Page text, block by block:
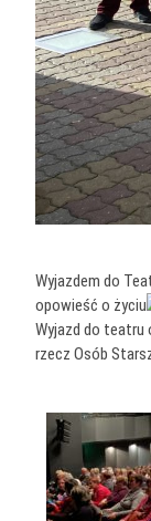
Wyjazdem do
opowieść o życiu
Wyjazd do teatru
rzecz Osób